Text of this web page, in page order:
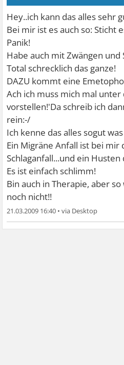
Hey..ich kann das alles sehr
Bei mir ist es auch so: Sticht
Panik!
Habe auch mit Zwängen und
Total schrecklich das ganze!
DAZU kommt eine
Ach ich muss mich mal
vorstellen!'Da schreib ich
rein:-/
Ich kenne das alles sogut
Ein Migräne Anfall ist bei mir
Schlaganfall...und ein
Es ist einfach schlimm!
Bin auch in Therapie, aber
noch nicht!!
21.03.2009 16:40 •